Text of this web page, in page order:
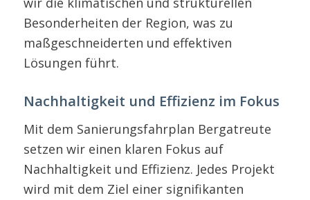
Besonderheiten der Region, was zu
maßgeschneiderten und effektiven
Lösungen führt.
Nachhaltigkeit und Effizienz im Fokus
Mit dem Sanierungsfahrplan Bergatreute
setzen wir einen klaren Fokus auf
Nachhaltigkeit und Effizienz. Jedes Projekt
wird mit dem Ziel einer signifikanten